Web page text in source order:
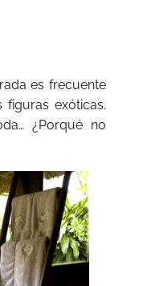
es frecuente
exóticas.
¿Porqué no